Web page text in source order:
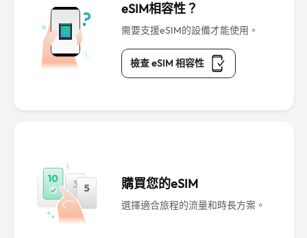
eSIM相容性？
需要支援eSIM的設備才能使用。
檢查 eSIM 相容性
購買您的eSIM
選擇適合旅程的流量和時長方案。